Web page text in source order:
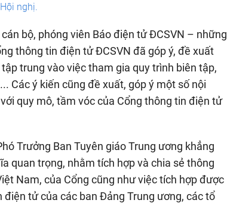
nghị.
bộ, phóng viên Báo điện tử ĐCSVN – những
thông tin điện tử ĐCSVN đã góp ý, đề xuất
trung vào việc tham gia quy trình biên tập,
Các ý kiến cũng đề xuất, góp ý một số nội
quy mô, tầm vóc của Cổng thông tin điện tử
Trưởng Ban Tuyên giáo Trung ương khẳng
quan trọng, nhằm tích hợp và chia sẻ thông
Nam, của Cổng cũng như việc tích hợp được
tử của các ban Đảng Trung ương, các tổ